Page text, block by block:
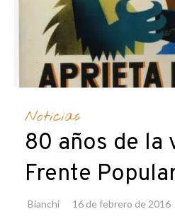
Noticias
80 años de la
Frente
Bianchi 16 de febrero de 2016